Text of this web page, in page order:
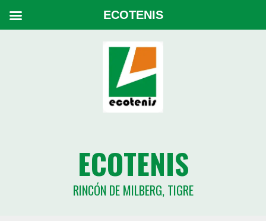
ECOTENIS
RINCÓN DE MILBERG, TIGRE
ECOTENIS